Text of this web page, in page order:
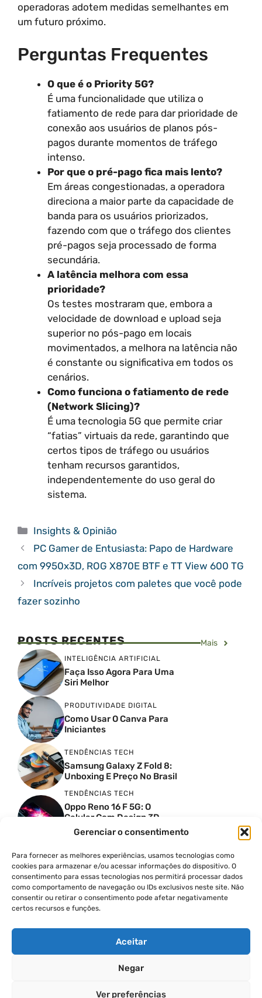
Gerenciar o consentimento
Para fornecer as melhores experiências, usamos tecnologias como
cookies para armazenar e/ou acessar informações do dispositivo. O
consentimento para essas tecnologias nos permitirá processar dados
como comportamento de navegação ou IDs exclusivos neste site. Não
consentir ou retirar o consentimento pode afetar negativamente
certos recursos e funções.
Aceitar
Negar
Ver preferências
operadoras adotem medidas semelhantes em
um futuro próximo.
Perguntas Frequentes
O que é o Priority 5G?
É uma funcionalidade que utiliza o
fatiamento de rede para dar prioridade de
conexão aos usuários de planos pós-
pagos durante momentos de tráfego
intenso.
Por que o pré-pago fica mais lento?
Em áreas congestionadas, a operadora
direciona a maior parte da capacidade de
banda para os usuários priorizados,
fazendo com que o tráfego dos clientes
pré-pagos seja processado de forma
secundária.
A latência melhora com essa
prioridade?
Os testes mostraram que, embora a
velocidade de download e upload seja
superior no pós-pago em locais
movimentados, a melhora na latência não
é constante ou significativa em todos os
cenários.
Como funciona o fatiamento de rede
(Network Slicing)?
É uma tecnologia 5G que permite criar
“fatias” virtuais da rede, garantindo que
certos tipos de tráfego ou usuários
tenham recursos garantidos,
independentemente do uso geral do
sistema.
Categorias
Insights & Opinião
PC Gamer de Entusiasta: Papo de Hardware
com 9950x3D, ROG X870E BTF e TT View 600 TG
Incríveis projetos com paletes que você pode
fazer sozinho
POSTS RECENTES Mais
INTELIGÊNCIA ARTIFICIAL
Faça Isso Agora Para Uma
Siri Melhor
PRODUTIVIDADE DIGITAL
Como Usar O Canva Para
Iniciantes
TENDÊNCIAS TECH
Samsung Galaxy Z Fold 8:
Unboxing E Preço No Brasil
TENDÊNCIAS TECH
Oppo Reno 16 F 5G: O
Celular Com Design 3D
Surreal E Câmeras De 50
MP
PRODUTIVIDADE DIGITAL
Faca Isso Agora Para Uma
Siri Melhor
INSIGHTS & OPINIÃO
A Guerra Dos Datacenters: